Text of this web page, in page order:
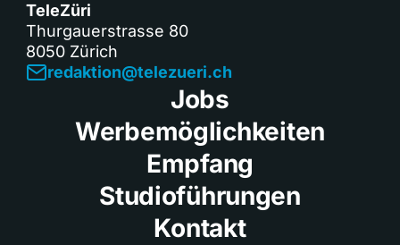
TeleZüri
Thurgauerstrasse 80
8050 Zürich
redaktion@telezueri.ch
Jobs
Werbemöglichkeiten
Empfang
Studioführungen
Kontakt